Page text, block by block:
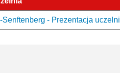
- Prezentacja uczelni